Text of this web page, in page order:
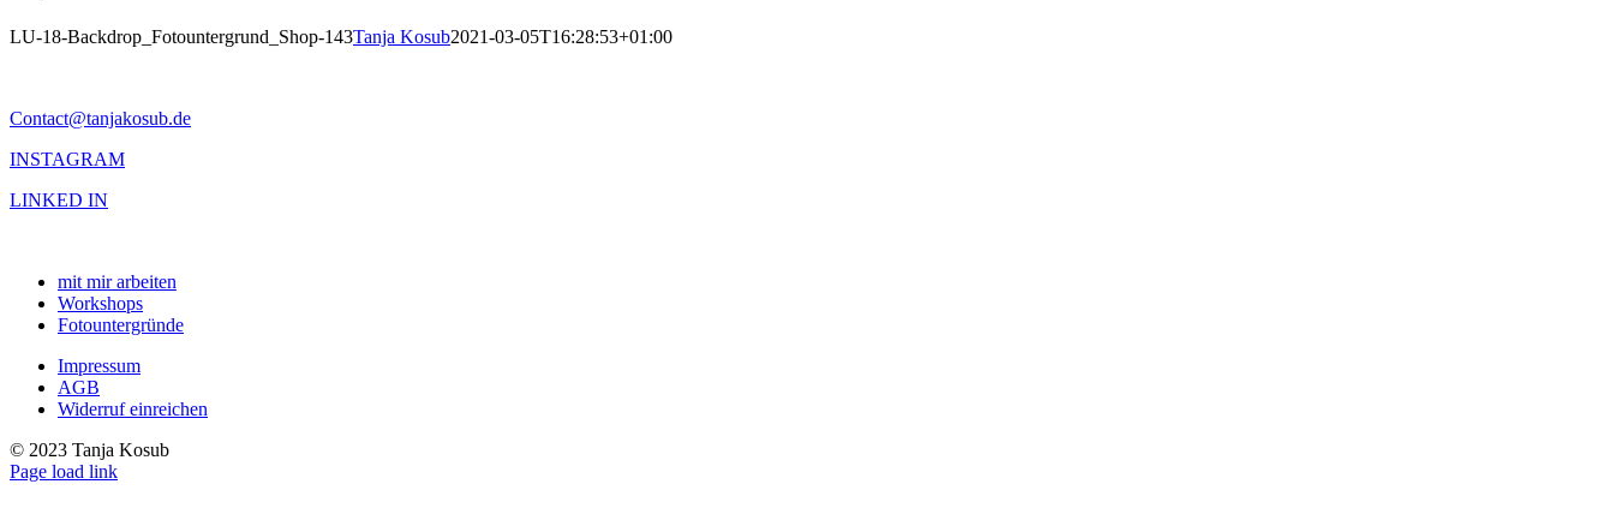
LU-18-Backdrop_Fotountergrund_Shop-143Tanja Kosub2021-03-05T16:28:53+01:00
Contact@tanjakosub.de
INSTAGRAM
LINKED IN
mit mir arbeiten
Workshops
Fotountergründe
Impressum
AGB
Widerruf einreichen
© 2023 Tanja Kosub
Page load link